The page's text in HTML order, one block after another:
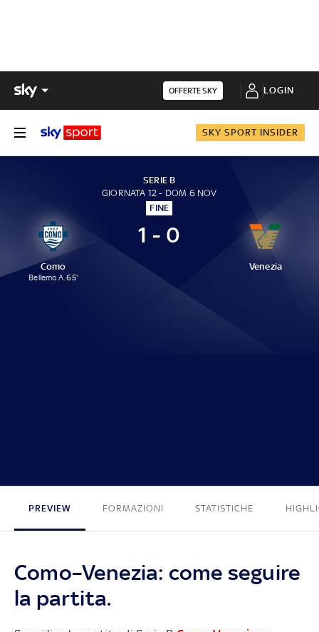
OFFERTE SKY LOGIN
SKY SPORT INSIDER
SERIE B
GIORNATA 12 - DOM 6 NOV
FINE
Como
Bellemo A. 65'
1 - 0
Venezia
PREVIEW FORMAZIONI STATISTICHE
Como–Venezia: come seguire
la partita.